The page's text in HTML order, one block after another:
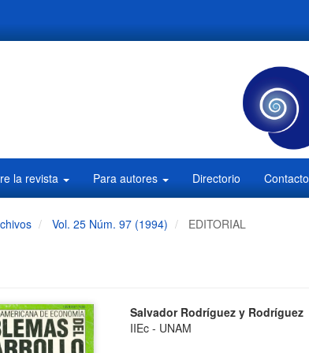
la revista Para autores Directorio Contacto
Vol. 25 Núm. 97 (1994) EDITORIAL
Contenido
Salvador Rodríguez y Rodríguez
IIEc - UNAM